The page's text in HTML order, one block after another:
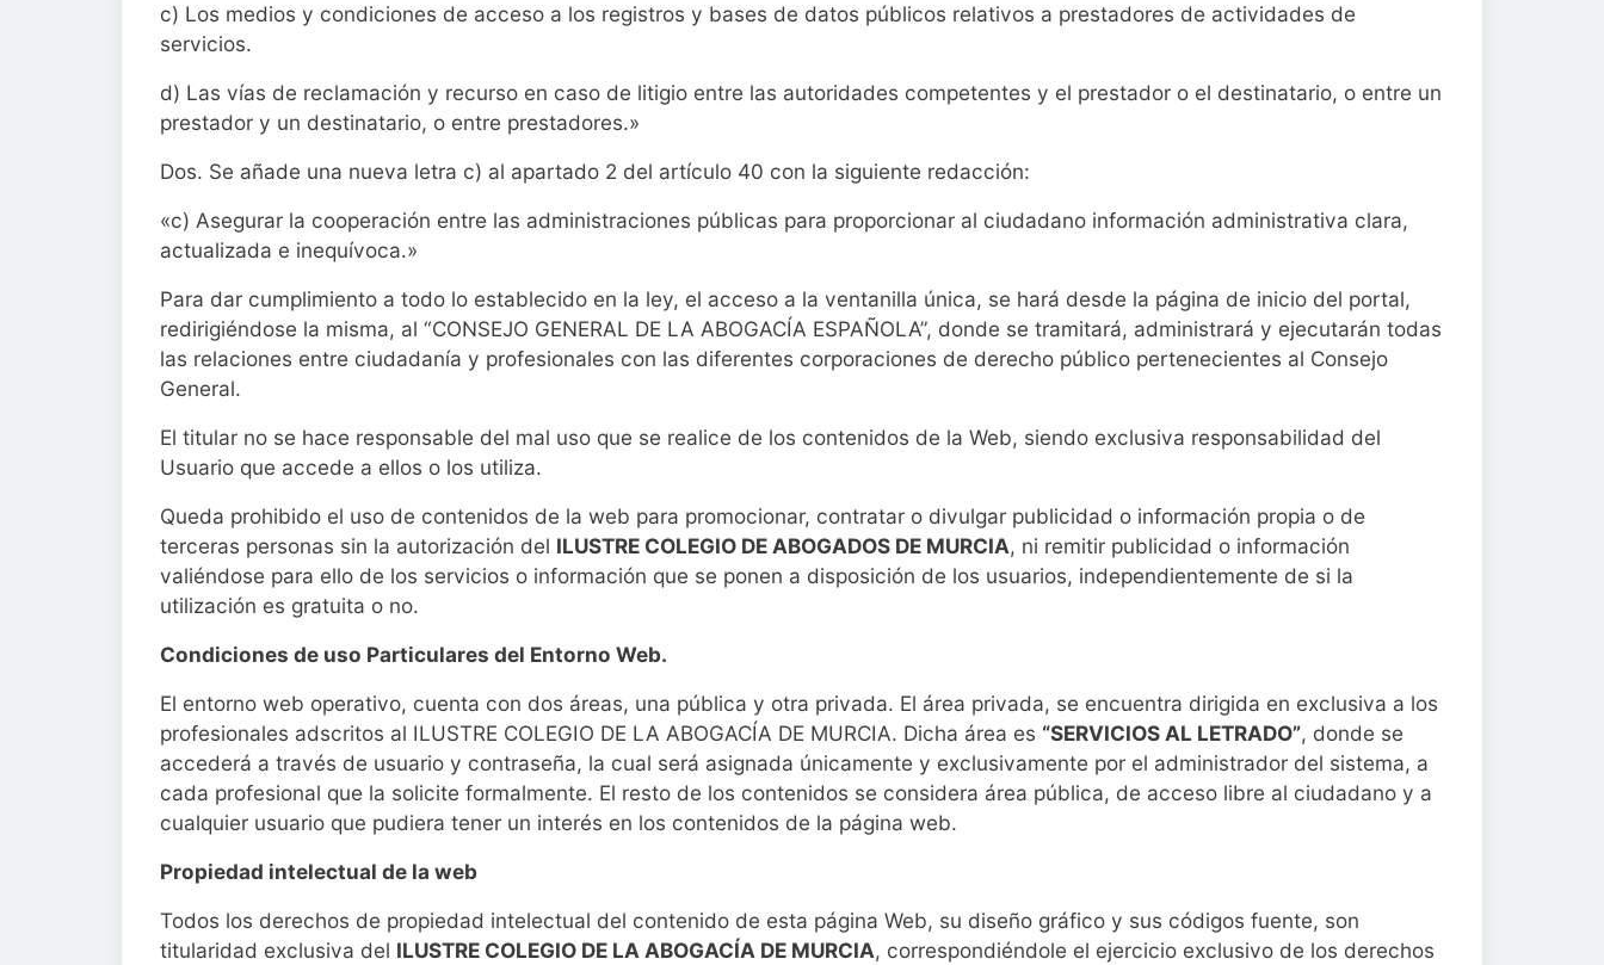
c) Los medios y condiciones de acceso a los registros y bases de datos públicos relativos a prestadores de actividades de
servicios.
d) Las vías de reclamación y recurso en caso de litigio entre las autoridades competentes y el prestador o el destinatario, o entre un
prestador y un destinatario, o entre prestadores.»
Dos. Se añade una nueva letra c) al apartado 2 del artículo 40 con la siguiente redacción:
«c) Asegurar la cooperación entre las administraciones públicas para proporcionar al ciudadano información administrativa clara,
actualizada e inequívoca.»
Para dar cumplimiento a todo lo establecido en la ley, el acceso a la ventanilla única, se hará desde la página de inicio del portal,
redirigiéndose la misma, al “CONSEJO GENERAL DE LA ABOGACÍA ESPAÑOLA”, donde se tramitará, administrará y ejecutarán todas
las relaciones entre ciudadanía y profesionales con las diferentes corporaciones de derecho público pertenecientes al Consejo
General.
El titular no se hace responsable del mal uso que se realice de los contenidos de la Web, siendo exclusiva responsabilidad del
Usuario que accede a ellos o los utiliza.
Queda prohibido el uso de contenidos de la web para promocionar, contratar o divulgar publicidad o información propia o de
terceras personas sin la autorización del ILUSTRE COLEGIO DE ABOGADOS DE MURCIA, ni remitir publicidad o información
valiéndose para ello de los servicios o información que se ponen a disposición de los usuarios, independientemente de si la
utilización es gratuita o no.
Condiciones de uso Particulares del Entorno Web.
El entorno web operativo, cuenta con dos áreas, una pública y otra privada. El área privada, se encuentra dirigida en exclusiva a los
profesionales adscritos al ILUSTRE COLEGIO DE LA ABOGACÍA DE MURCIA. Dicha área es “SERVICIOS AL LETRADO”, donde se
accederá a través de usuario y contraseña, la cual será asignada únicamente y exclusivamente por el administrador del sistema, a
cada profesional que la solicite formalmente. El resto de los contenidos se considera área pública, de acceso libre al ciudadano y a
cualquier usuario que pudiera tener un interés en los contenidos de la página web.
Propiedad intelectual de la web
Todos los derechos de propiedad intelectual del contenido de esta página Web, su diseño gráfico y sus códigos fuente, son
titularidad exclusiva del ILUSTRE COLEGIO DE LA ABOGACÍA DE MURCIA, correspondiéndole el ejercicio exclusivo de los derechos